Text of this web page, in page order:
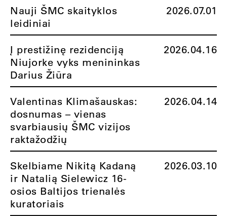
Nauji ŠMC skaityklos
leidiniai
2026.07.01
Į prestižinę rezidenciją
Niujorke vyks menininkas
Darius Žiūra
2026.04.16
Valentinas Klimašauskas:
dosnumas – vienas
svarbiausių ŠMC vizijos
raktažodžių
2026.04.14
Skelbiame Nikitą Kadaną
ir Natalią Sielewicz 16-
osios Baltijos trienalės
kuratoriais
2026.03.10